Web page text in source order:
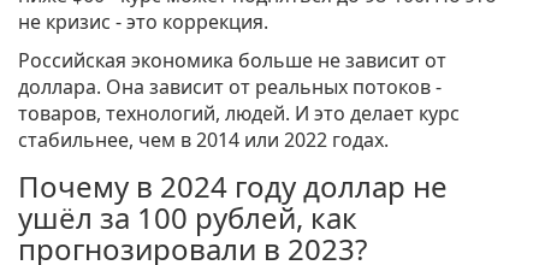
не кризис - это коррекция.
Российская экономика больше не зависит от
доллара. Она зависит от реальных потоков -
товаров, технологий, людей. И это делает курс
стабильнее, чем в 2014 или 2022 годах.
Почему в 2024 году доллар не
ушёл за 100 рублей, как
прогнозировали в 2023?